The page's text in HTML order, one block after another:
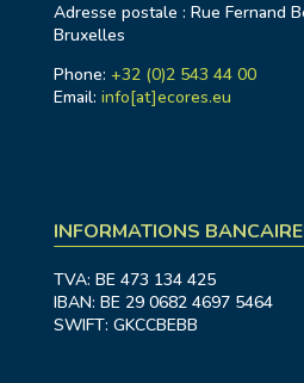
Adresse postale : Rue Fernand
Bruxelles
Phone: +32 (0)2 543 44 00
Email: info[at]ecores.eu
INFORMATIONS
TVA: BE 473 134 425
IBAN: BE 29 0682 4697 5464
SWIFT: GKCCBEBB